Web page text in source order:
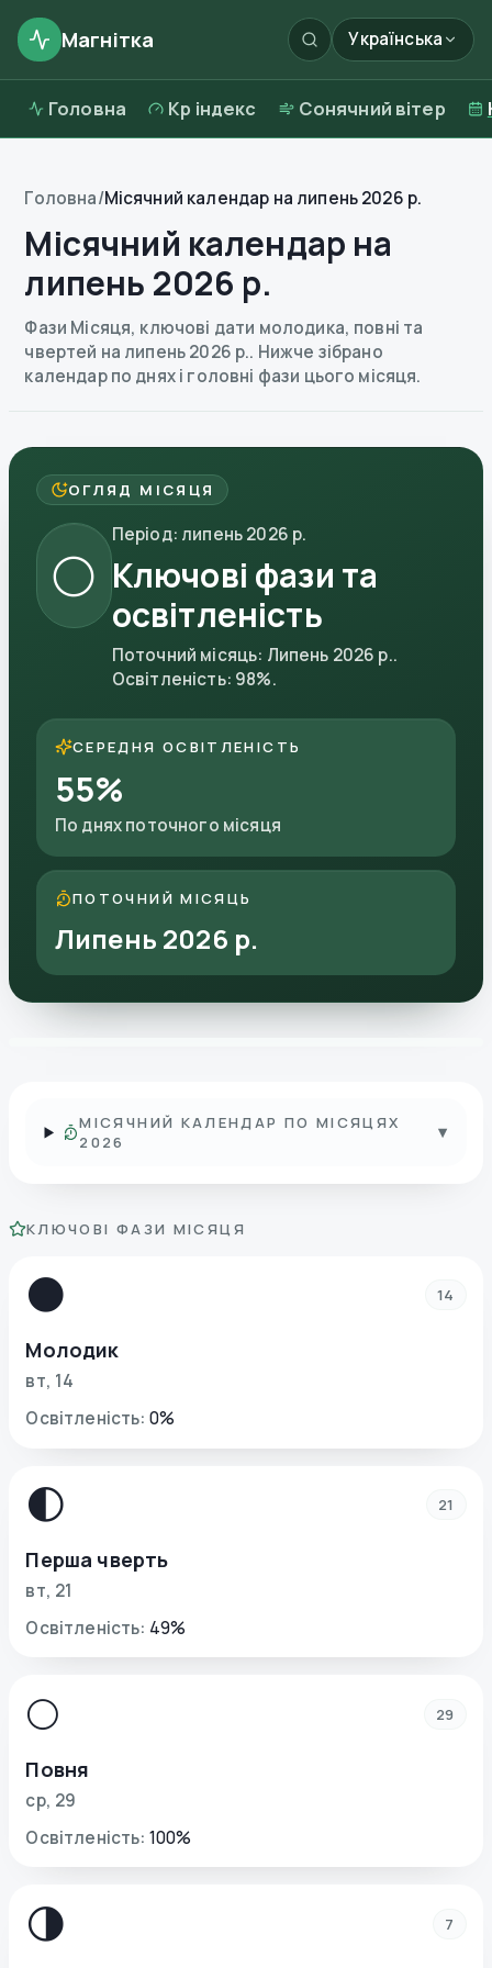
Магнітка Українська
Головна Kp індекс Сонячний вітер
Головна/Місячний календар на липень 2026 р.
Місячний календар на
липень 2026 р.
Фази Місяця, ключові дати молодика, повні та
чвертей на липень 2026 р.. Нижче зібрано
календар по днях і головні фази цього місяця.
ОГЛЯД МІСЯЦЯ
🌕
Період: липень 2026 р.
Ключові фази та
освітленість
Поточний місяць: Липень 2026 р..
Освітленість: 98%.
СЕРЕДНЯ ОСВІТЛЕНІСТЬ
55%
По днях поточного місяця
ПОТОЧНИЙ МІСЯЦЬ
Липень 2026 р.
МІСЯЧНИЙ КАЛЕНДАР ПО МІСЯЦЯХ
2026
▾
КЛЮЧОВІ ФАЗИ МІСЯЦЯ
🌑 14
Молодик
вт, 14
Освітленість: 0%
🌓 21
Перша чверть
вт, 21
Освітленість: 49%
🌕 29
Повня
ср, 29
Освітленість: 100%
🌗 7